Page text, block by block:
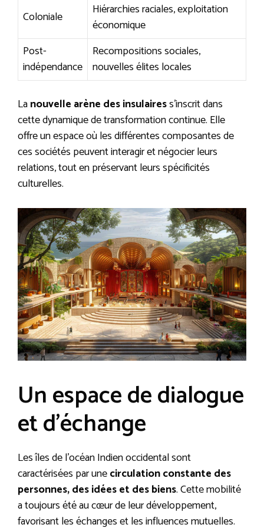
Coloniale
Hiérarchies raciales, exploitation
économique
Post-
indépendance
Recompositions sociales,
nouvelles élites locales
Lanouvelle arène des insulairess’inscrit dans
cette dynamique de transformation continue. Elle
offre un espace où les différentes composantes de
ces sociétés peuvent interagir et négocier leurs
relations, tout en préservant leurs spécificités
culturelles.
Un espace de dialogue
et d’échange
Les îles de l’océan Indien occidental sont
caractérisées par unecirculation constante des
personnes, des idées et des biens. Cette mobilité
a toujours été au cœur de leur développement,
favorisant les échanges et les influences mutuelles.